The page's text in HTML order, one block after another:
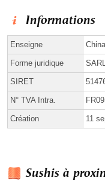
Informations
Enseigne
Forme juridique SARL
SIRET
N° TVA Intra.
Création 11
Sushis à